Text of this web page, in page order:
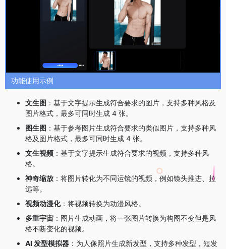
功能使用示例
文生图 ：基于文字提示生成符合要求的图片，支持多种风格及
图片格式，最多可同时生成 4 张。
图生图 ：基于参考图片生成符合要求的类似图片，支持多种风
格及图片格式，最多可同时生成 4 张。
文生视频 ：基于文字提示生成符合要求的视频，支持多种风
格。
神奇缩放 ：将图片转化为不同运镜的视频，例如镜头推进、拉
远等。
视频动漫化：将视频转换为动漫风格。
多重宇宙 ：图片生成动画，将一张图片转换为构图不变但是风
格不断变化的视频。
AI 发型模拟器 ：为人像照片生成新发型，支持多种发型，短发